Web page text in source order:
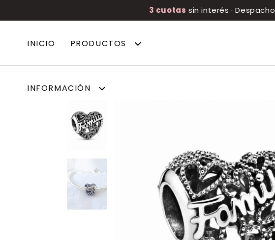
3 cuotas sin interés ·
INICIO PRODUCTOS
INFORMACIÓN